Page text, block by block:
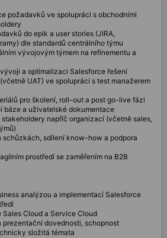
požadavků ve spolupráci s obchodními
do epik a user stories (JIRA,
dle standardů centrálního týmu
vývojovým týmem na refinementu a
a optimalizaci Salesforce řešení
UAT) ve spolupráci s test manažerem
pro školení, roll-out a post go-live fázi
báze a uživatelské dokumentace
napříč organizací (včetně sales,
sdílení know-how a podpora
prostředí se zaměřením na B2B
analýzou a implementací Salesforce
Cloud a Service Cloud
dovednosti, schopnost
složitá témata